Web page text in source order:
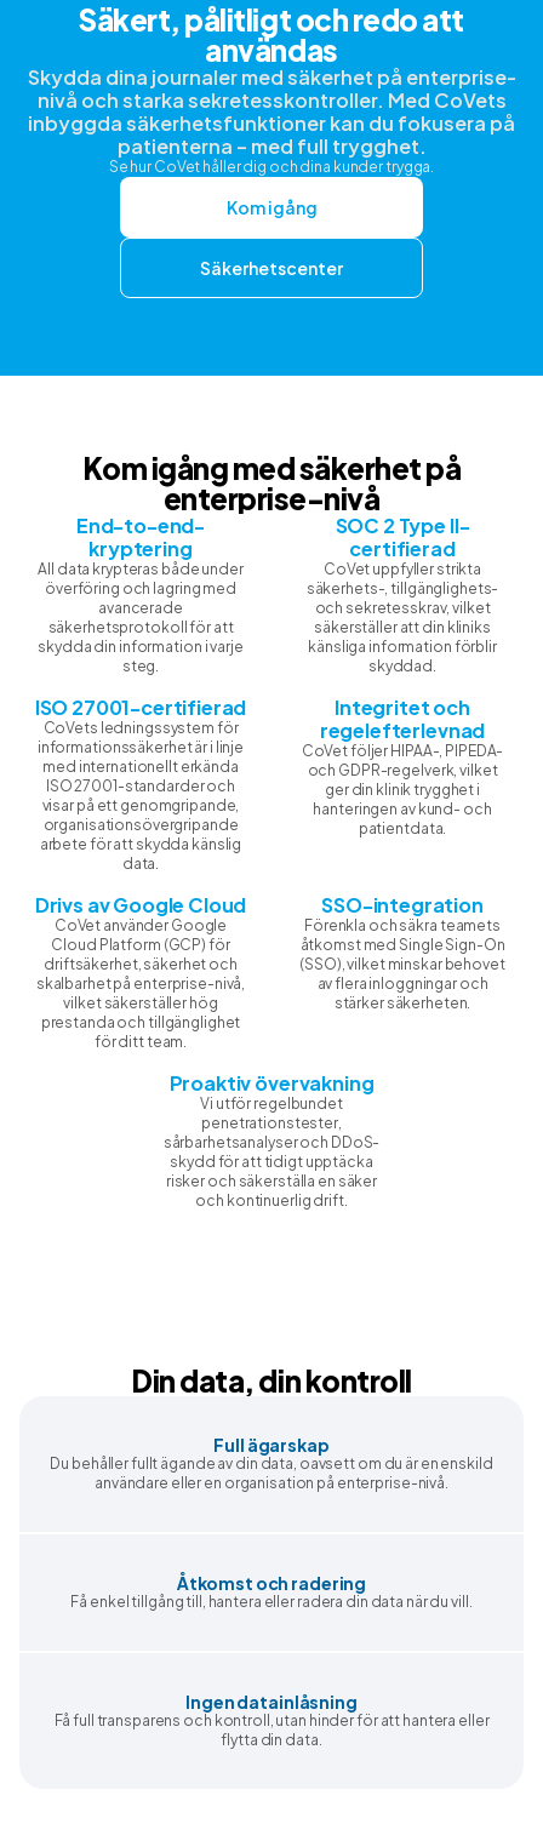
Säkert, pålitligt och redo att
användas
Skydda dina journaler med säkerhet på enterprise-
nivå och starka sekretesskontroller. Med CoVets
inbyggda säkerhetsfunktioner kan du fokusera på
patienterna – med full trygghet.
Se hur CoVet håller dig och dina kunder trygga.
Kom igång
Säkerhetscenter
Kom igång med säkerhet på
enterprise-nivå
End-to-end-
kryptering
All data krypteras både under
överföring och lagring med
avancerade
säkerhetsprotokoll för att
skydda din information i varje
steg.
SOC 2 Type II-
certifierad
CoVet uppfyller strikta
säkerhets-, tillgänglighets-
och sekretesskrav, vilket
säkerställer att din kliniks
känsliga information förblir
skyddad.
ISO 27001-certifierad
CoVets ledningssystem för
informationssäkerhet är i linje
med internationellt erkända
ISO 27001-standarder och
visar på ett genomgripande,
organisationsövergripande
arbete för att skydda känslig
data.
Integritet och
regelefterlevnad
CoVet följer HIPAA-, PIPEDA-
och GDPR-regelverk, vilket
ger din klinik trygghet i
hanteringen av kund- och
patientdata.
Drivs av Google Cloud
CoVet använder Google
Cloud Platform (GCP) för
driftsäkerhet, säkerhet och
skalbarhet på enterprise-nivå,
vilket säkerställer hög
prestanda och tillgänglighet
för ditt team.
SSO-integration
Förenkla och säkra teamets
åtkomst med Single Sign-On
(SSO), vilket minskar behovet
av flera inloggningar och
stärker säkerheten.
Proaktiv övervakning
Vi utför regelbundet
penetrationstester,
sårbarhetsanalyser och DDoS-
skydd för att tidigt upptäcka
risker och säkerställa en säker
och kontinuerlig drift.
Din data, din kontroll
Full ägarskap
Du behåller fullt ägande av din data, oavsett om du är en enskild
användare eller en organisation på enterprise-nivå.
Åtkomst och radering
Få enkel tillgång till, hantera eller radera din data när du vill.
Ingen datainlåsning
Få full transparens och kontroll, utan hinder för att hantera eller
flytta din data.